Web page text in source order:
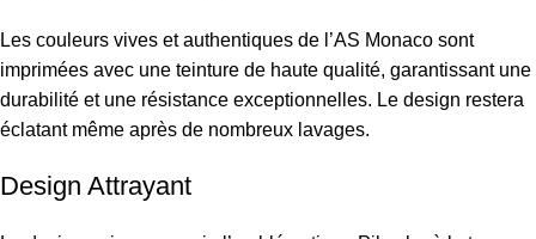
Les couleurs vives et authentiques de l’AS Monaco sont
imprimées avec une teinture de haute qualité, garantissant une
durabilité et une résistance exceptionnelles. Le design restera
éclatant même après de nombreux lavages.
Design Attrayant